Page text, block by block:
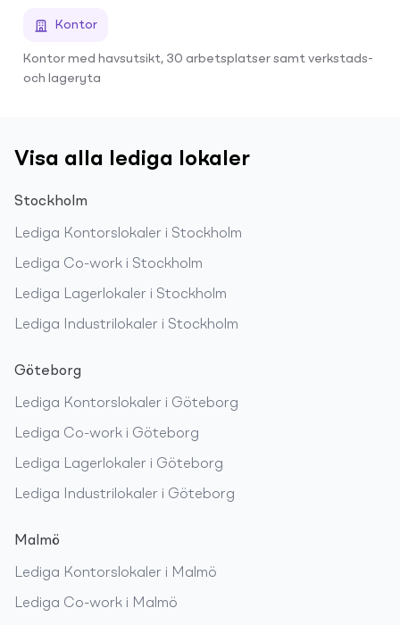
Kontor
Kontor med havsutsikt, 30 arbetsplatser samt verkstads-
och lageryta
Visa alla lediga lokaler
Stockholm
Lediga Kontorslokaler i Stockholm
Lediga Co-work i Stockholm
Lediga Lagerlokaler i Stockholm
Lediga Industrilokaler i Stockholm
Göteborg
Lediga Kontorslokaler i Göteborg
Lediga Co-work i Göteborg
Lediga Lagerlokaler i Göteborg
Lediga Industrilokaler i Göteborg
Malmö
Lediga Kontorslokaler i Malmö
Lediga Co-work i Malmö